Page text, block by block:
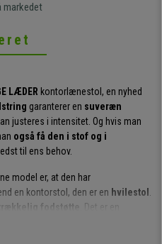
markedet
LÆDER kontorlænestol, en nyhed
garanterer en suveræn
justeres i intensitet. Og hvis man
også få den i stof og i
til ens behov.
model er, at den har
en kontorstol, den er en hvilestol
fodstøtte
. Det er en
et nyt komfortniveau. Derudover